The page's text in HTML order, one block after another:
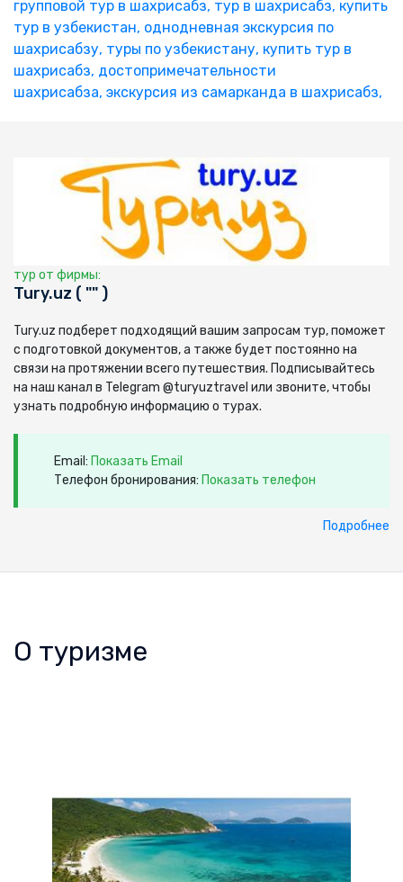
групповой тур в шахрисабз, тур в шахрисабз, купить
тур в узбекистан, однодневная экскурсия по
шахрисабзу, туры по узбекистану, купить тур в
шахрисабз, достопримечательности
шахрисабза, экскурсия из самарканда в шахрисабз,
тур от фирмы:
Tury.uz ( "" )
Tury.uz подберет подходящий вашим запросам тур, поможет
с подготовкой документов, а также будет постоянно на
связи на протяжении всего путешествия. Подписывайтесь
на наш канал в Telegram @turyuztravel или звоните, чтобы
узнать подробную информацию о турах.
Email: Показать Email
Телефон бронирования: Показать телефон
Подробнее
О туризме